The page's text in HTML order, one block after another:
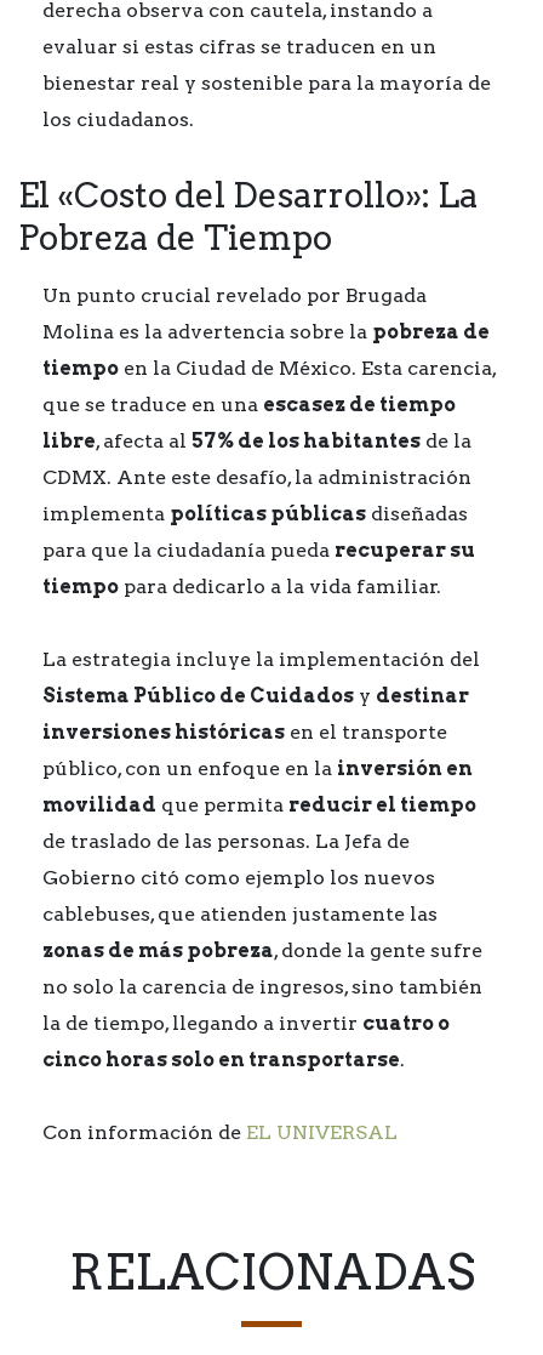
derecha observa con cautela, instando a
evaluar si estas cifras se traducen en un
bienestar real y sostenible para la mayoría de
los ciudadanos.
El «Costo del Desarrollo»: La
Pobreza de Tiempo
Un punto crucial revelado por Brugada
Molina es la advertencia sobre la pobreza de
tiempo en la Ciudad de México. Esta carencia,
que se traduce en una escasez de tiempo
libre, afecta al 57% de los habitantes de la
CDMX. Ante este desafío, la administración
implementa políticas públicas diseñadas
para que la ciudadanía pueda recuperar su
tiempo para dedicarlo a la vida familiar.
La estrategia incluye la implementación del
Sistema Público de Cuidados y destinar
inversiones históricas en el transporte
público, con un enfoque en la inversión en
movilidad que permita reducir el tiempo
de traslado de las personas. La Jefa de
Gobierno citó como ejemplo los nuevos
cablebuses, que atienden justamente las
zonas de más pobreza, donde la gente sufre
no solo la carencia de ingresos, sino también
la de tiempo, llegando a invertir cuatro o
cinco horas solo en transportarse.
Con información de EL UNIVERSAL
RELACIONADAS